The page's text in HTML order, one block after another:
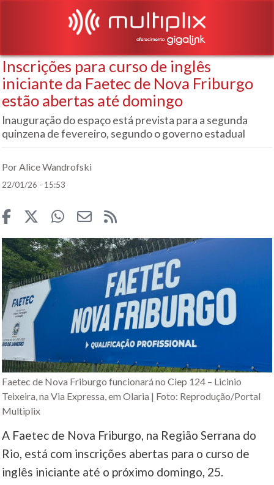
Inscrições para curso de inglês
iniciante da Faetec de Nova Friburgo
estão abertas até domingo
Inauguração do espaço está prevista para a segunda
quinzena de fevereiro, segundo o governo estadual
Por Alice Wandrofski
22/01/26 - 15:53
Faetec de Nova Friburgo funcionará no Ciep 124 – Licinio
Teixeira, na Via Expressa, em Olaria | Foto: Reprodução/Portal
Multiplix
A Faetec de Nova Friburgo, na Região Serrana do
Rio, está com inscrições abertas para o curso de
inglês iniciante até o próximo domingo, 25.